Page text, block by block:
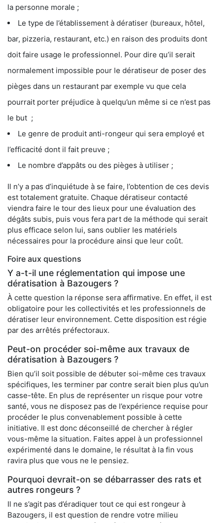
la personne morale ;
Le type de l’établissement à dératiser (bureaux, hôtel,
bar, pizzeria, restaurant, etc.) en raison des produits dont
doit faire usage le professionnel. Pour dire qu’il serait
normalement impossible pour le dératiseur de poser des
pièges dans un restaurant par exemple vu que cela
pourrait porter préjudice à quelqu’un même si ce n’est pas
le but ;
Le genre de produit anti-rongeur qui sera employé et
l’efficacité dont il fait preuve ;
Le nombre d’appâts ou des pièges à utiliser ;
Il n’y a pas d’inquiétude à se faire, l’obtention de ces devis
est totalement gratuite. Chaque dératiseur contacté
viendra faire le tour des lieux pour une évaluation des
dégâts subis, puis vous fera part de la méthode qui serait
plus efficace selon lui, sans oublier les matériels
nécessaires pour la procédure ainsi que leur coût.
Foire aux questions
Y a-t-il une réglementation qui impose une
dératisation à Bazougers ?
À cette question la réponse sera affirmative. En effet, il est
obligatoire pour les collectivités et les professionnels de
dératiser leur environnement. Cette disposition est régie
par des arrêtés préfectoraux.
Peut-on procéder soi-même aux travaux de
dératisation à Bazougers ?
Bien qu’il soit possible de débuter soi-même ces travaux
spécifiques, les terminer par contre serait bien plus qu’un
casse-tête. En plus de représenter un risque pour votre
santé, vous ne disposez pas de l’expérience requise pour
procéder le plus convenablement possible à cette
initiative. Il est donc déconseillé de chercher à régler
vous-même la situation. Faites appel à un professionnel
expérimenté dans le domaine, le résultat à la fin vous
ravira plus que vous ne le pensiez.
Pourquoi devrait-on se débarrasser des rats et
autres rongeurs ?
Il ne s’agit pas d’éradiquer tout ce qui est rongeur à
Bazougers, il est question de rendre votre milieu